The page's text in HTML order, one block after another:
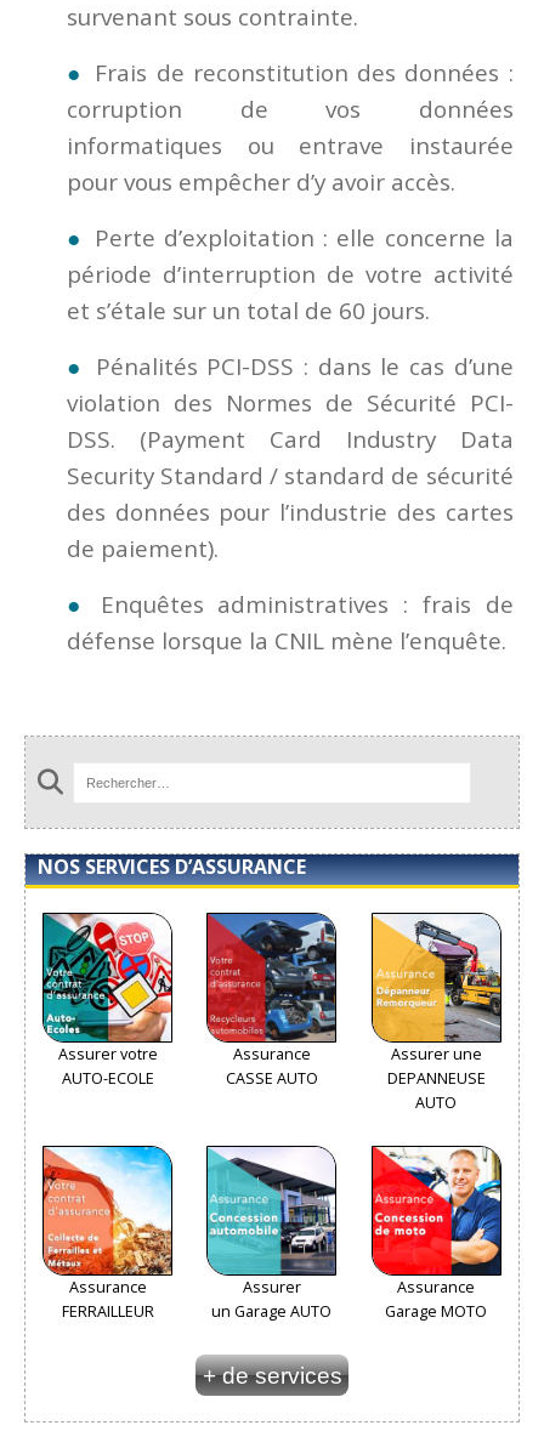
survenant sous contrainte.
Frais de reconstitution des données :
corruption de vos données
informatiques ou entrave instaurée
pour vous empêcher d’y avoir accès.
Perte d’exploitation : elle concerne la
période d’interruption de votre activité
et s’étale sur un total de 60 jours.
Pénalités PCI-DSS : dans le cas d’une
violation des Normes de Sécurité PCI-
DSS. (Payment Card Industry Data
Security Standard / standard de sécurité
des données pour l’industrie des cartes
de paiement).
Enquêtes administratives : frais de
défense lorsque la CNIL mène l’enquête.
NOS SERVICES D’ASSURANCE
Assurer votre
AUTO-ECOLE
Assurance
CASSE AUTO
Assurer une
DEPANNEUSE
AUTO
Assurance
FERRAILLEUR
Assurer
un Garage AUTO
Assurance
Garage MOTO
+ de services